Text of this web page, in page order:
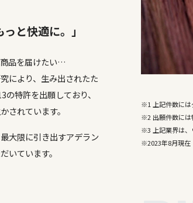
計413の特許を出願※
アデランスの